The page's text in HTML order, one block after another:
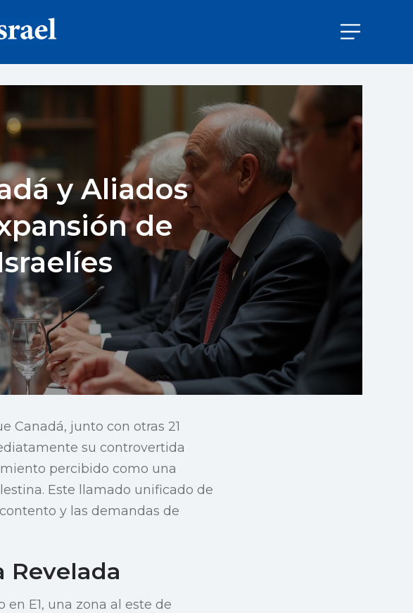
y Aliados
de
Canadá, junto con otras 21
su controvertida
percibido como una
Este llamado unificado de
y las demandas de
Revelada
E1, una zona al este de